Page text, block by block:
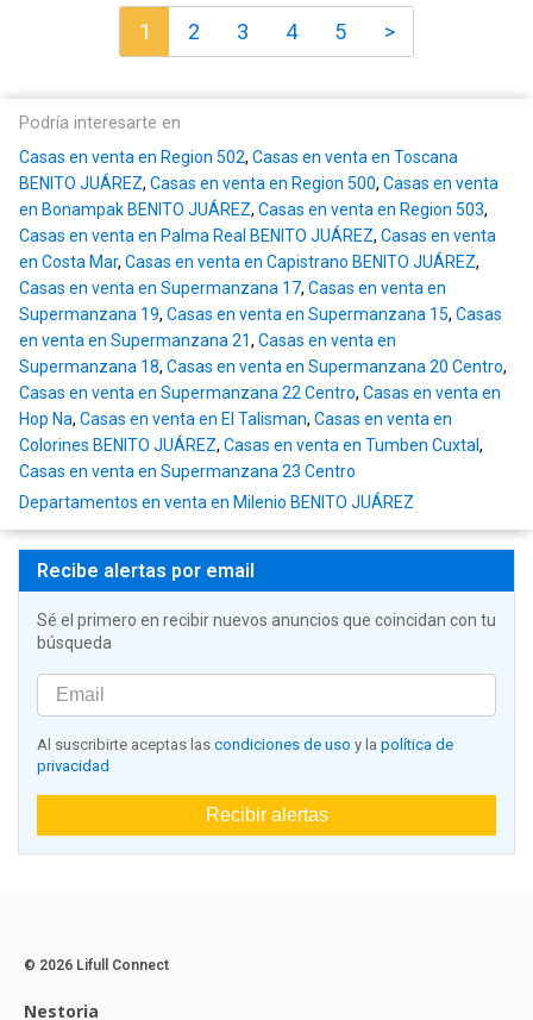
1 2 3 4 5 >
Podría interesarte en
Casas en venta en Region 502, Casas en venta en Toscana
BENITO JUÁREZ, Casas en venta en Region 500, Casas en venta
en Bonampak BENITO JUÁREZ, Casas en venta en Region 503,
Casas en venta en Palma Real BENITO JUÁREZ, Casas en venta
en Costa Mar, Casas en venta en Capistrano BENITO JUÁREZ,
Casas en venta en Supermanzana 17, Casas en venta en
Supermanzana 19, Casas en venta en Supermanzana 15, Casas
en venta en Supermanzana 21, Casas en venta en
Supermanzana 18, Casas en venta en Supermanzana 20 Centro,
Casas en venta en Supermanzana 22 Centro, Casas en venta en
Hop Na, Casas en venta en El Talisman, Casas en venta en
Colorines BENITO JUÁREZ, Casas en venta en Tumben Cuxtal,
Casas en venta en Supermanzana 23 Centro
Departamentos en venta en Milenio BENITO JUÁREZ
Recibe alertas por email
Sé el primero en recibir nuevos anuncios que coincidan con tu
búsqueda
Al suscribirte aceptas las condiciones de uso y la política de
privacidad
Recibir alertas
© 2026 Lifull Connect
Nestoria